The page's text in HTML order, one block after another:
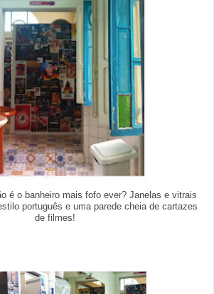
é o banheiro mais fofo ever? Janelas e vitrais
português e uma parede cheia de cartazes
de filmes!